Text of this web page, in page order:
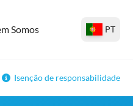
Somos PT
Isenção de responsabilidade